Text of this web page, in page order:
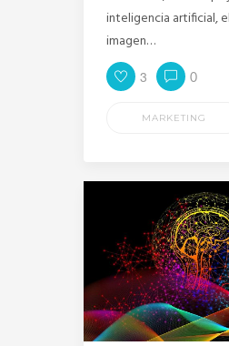
inteligencia artificial,
imagen…
3 0
MARKETING